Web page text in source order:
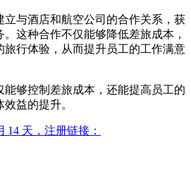
立与酒店和航空公司的合作关系，获
这种合作不仅能够降低差旅成本，
旅行体验，从而提升员工的工作满意
够控制差旅成本，还能提高员工的
益的提升。
14 天，注册链接：